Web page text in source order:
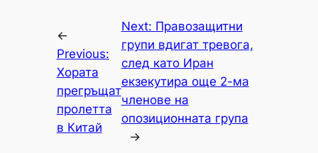
←
Previous:
Хората
прегръщат
пролетта
в Китай
Next: Правозащитни
групи вдигат тревога,
след като Иран
екзекутира още 2-ма
членове на
опозиционната група
→